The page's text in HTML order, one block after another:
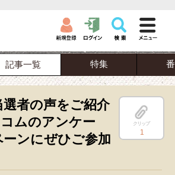
記事一覧 特集
者の声をご紹介
ムのアンケー
ーンにぜひご参加
クリップ
1